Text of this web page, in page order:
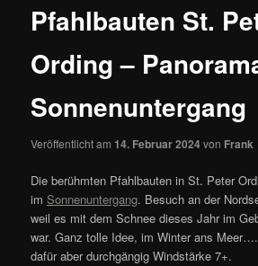
Pfahlbauten St.
Ording –
Sonnenuntergang
Veröffentlicht am 14. Februar 2024von Frank
Die berühmten Pfahlbauten in St. Peter
imSonnenuntergang. Besuch an der
weil es mit dem Schnee dieses Jahr im
war. Ganz tolle Idee, im Winter ans
dafür aber durchgängig Windstärke 7+.